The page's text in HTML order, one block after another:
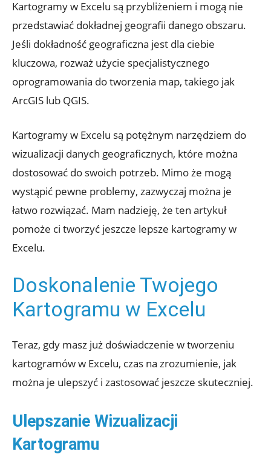
Kartogramy w Excelu są przybliżeniem i mogą nie
przedstawiać dokładnej geografii danego obszaru.
Jeśli dokładność geograficzna jest dla ciebie
kluczowa, rozważ użycie specjalistycznego
oprogramowania do tworzenia map, takiego jak
ArcGIS lub QGIS.
Kartogramy w Excelu są potężnym narzędziem do
wizualizacji danych geograficznych, które można
dostosować do swoich potrzeb. Mimo że mogą
wystąpić pewne problemy, zazwyczaj można je
łatwo rozwiązać. Mam nadzieję, że ten artykuł
pomoże ci tworzyć jeszcze lepsze kartogramy w
Excelu.
Doskonalenie Twojego
Kartogramu w Excelu
Teraz, gdy masz już doświadczenie w tworzeniu
kartogramów w Excelu, czas na zrozumienie, jak
można je ulepszyć i zastosować jeszcze skuteczniej.
Ulepszanie Wizualizacji
Kartogramu